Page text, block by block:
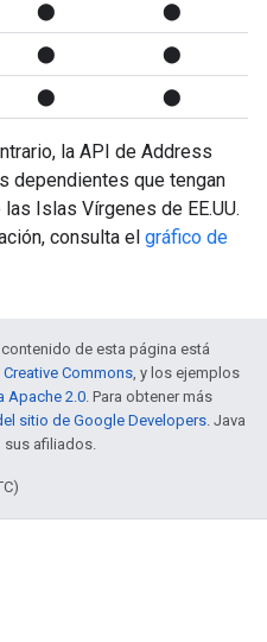
⬤ ⬤
⬤ ⬤
⬤ ⬤
la API de Address
dependientes que tengan
Islas Vírgenes de EE.UU.
consulta el gráfico de
de esta página está
Commons, y los ejemplos
Apache 2.0. Para obtener más
sitio de Google Developers. Java
sus afiliados.